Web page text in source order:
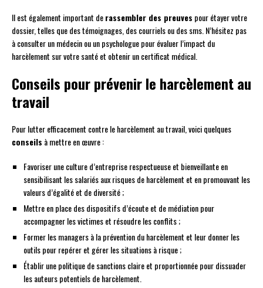
Il est également important derassembler des preuves pour étayer votre
dossier, telles que des témoignages, des courriels ou des sms. N’hésitez pas
à consulter un médecin ou un psychologue pour évaluer l’impact du
harcèlement sur votre santé et obtenir un certificat médical.
Conseils pour prévenir le harcèlement au
travail
Pour lutter efficacement contre le harcèlement au travail, voici quelques
conseils à mettre en œuvre :
Favoriser une culture d’entreprise respectueuse et bienveillante en
sensibilisant les salariés aux risques de harcèlement et en promouvant les
valeurs d’égalité et de diversité ;
Mettre en place des dispositifs d’écoute et de médiation pour
accompagner les victimes et résoudre les conflits ;
Former les managers à la prévention du harcèlement et leur donner les
outils pour repérer et gérer les situations à risque ;
Établir une politique de sanctions claire et proportionnée pour dissuader
les auteurs potentiels de harcèlement.